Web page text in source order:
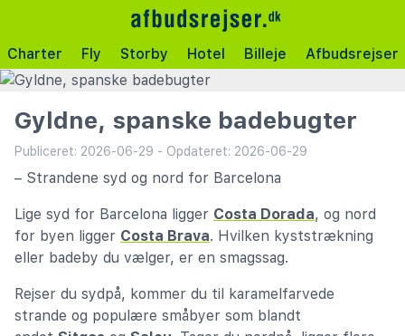
Charter Fly Storby Hotel Billeje Afbudsrejser
Gyldne, spanske badebugter
Publiceret: 2026-06-29 - Opdateret: 2026-06-29
– Strandene syd og nord for Barcelona
Lige syd for Barcelona ligger Costa Dorada, og nord
for byen ligger Costa Brava. Hvilken kyststrækning
eller badeby du vælger, er en smagssag.
Rejser du sydpå, kommer du til karamelfarvede
strande og populære småbyer som blandt